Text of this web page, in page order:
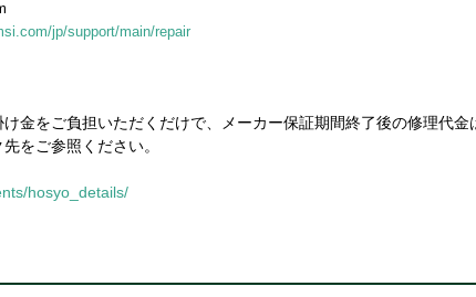
jp/support/main/repair
金をご負担いただくだけで、メーカー保証期間終了後の修理代金
をご参照ください。
hosyo_details/